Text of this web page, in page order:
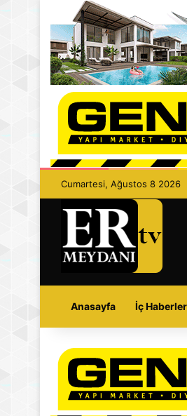
Cumartesi, Ağustos 8 2026
Anasayfa İç Haberler